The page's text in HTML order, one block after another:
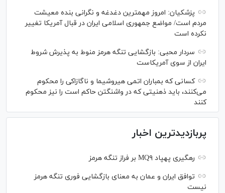
پزشکیان: امروز مهمترین دغدغه و نگرانی بنده معیشت
مردم است/ مواضع جمهوری اسلامی ایران در قبال آمریکا تغییر
نکرده است
سردار محبی: بازگشایی تنگه هرمز منوط به پذیرش شروط
ایران از سوی آمریکاست
کسانی که بمباران اتمی هیروشیما و ناگازاکی را محکوم
می‌کنند، باید ذهنیتی که در واشنگتن حاکم است را نیز محکوم
کنند
پربازدیدترین اخبار
رهگیری پهپاد MQ۹ بر فراز تنگه هرمز
توافق ایران و عمان به معنای بازگشایی فوری تنگه هرمز
نیست